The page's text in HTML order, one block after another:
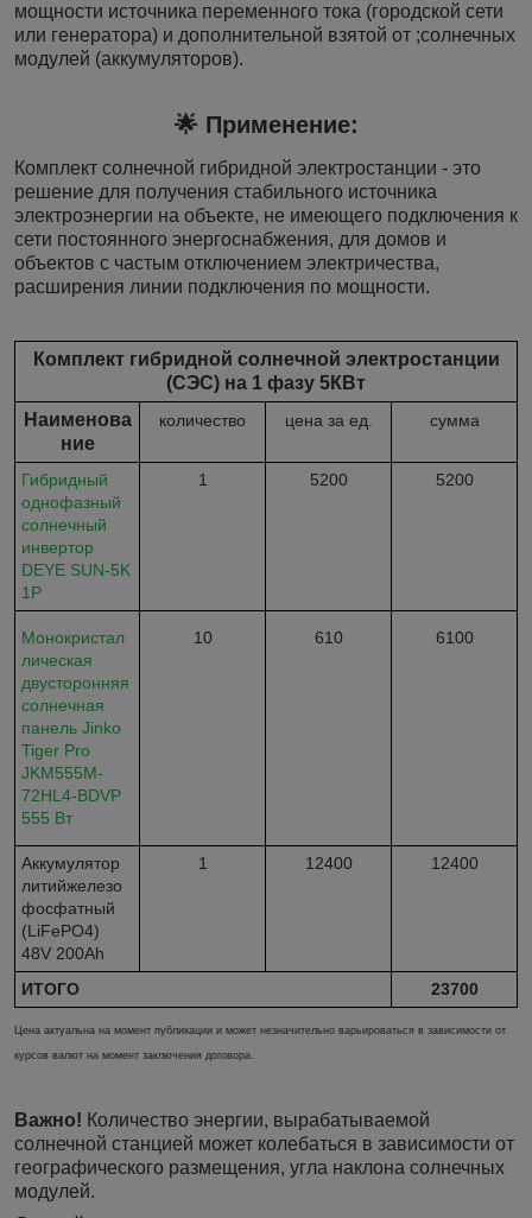
мощности источника переменного тока (городской сети
или генератора) и дополнительной взятой от ;солнечных
модулей (аккумуляторов).
🌟 Применение:
Комплект солнечной гибридной электростанции - это
решение для получения стабильного источника
электроэнергии на объекте, не имеющего подключения к
сети постоянного энергоснабжения, для домов и
объектов с частым отключением электричества,
расширения линии подключения по мощности.
Комплект гибридной солнечной электростанции
(СЭС) на 1 фазу 5КВт
Наименова
ние
количество цена за ед. сумма
Гибридный
однофазный
солнечный
инвертор
DEYE SUN-5K
1P
1 5200 5200
Монокристал
лическая
двусторонняя
солнечная
панель Jinko
Tiger Pro
JKM555M-
72HL4-BDVP
555 Вт
10 610 6100
Аккумулятор
литийжелезо
фосфатный
(LiFePO4)
48V 200Ah
1 12400 12400
ИТОГО 23700
Цена актуальна на момент публикации и может незначительно варьироваться в зависимости от
курсов валют на момент заключения договора.
Важно! Количество энергии, вырабатываемой
солнечной станцией может колебаться в зависимости от
географического размещения, угла наклона солнечных
модулей.